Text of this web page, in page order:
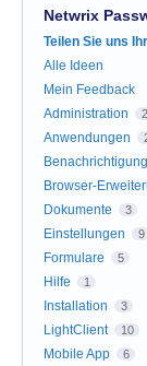
Netwrix
Kategorien
Teilen Sie uns
Alle Ideen
Mein Feedback
Administration
Anwendungen
Browser-
Dokumente 3
Einstellungen 9
Formulare 5
Hilfe 1
Installation 3
LightClient 10
Mobile App 6